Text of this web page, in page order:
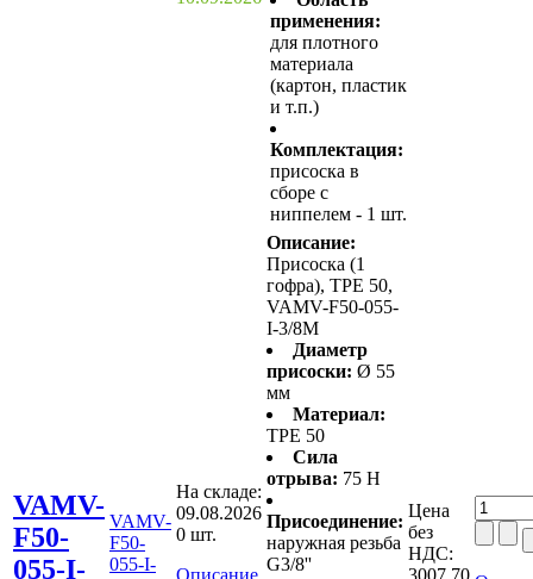
применения:
для плотного
материала
(картон, пластик
и т.п.)
Комплектация:
присоска в
сборе с
ниппелем - 1 шт.
VAMV-
F50-
055-I-
VAMV-
F50-
055-I-
На складе:
09.08.2026
0 шт.
Описание
Описание:
Присоска (1
гофра), TPE 50,
VAMV-F50-055-
I-3/8M
Диаметр
присоски: Ø 55
мм
Материал:
TPE 50
Сила
отрыва: 75 Н
Присоединение:
наружная резьба
G3/8''
Цена
без
НДС:
3007,70